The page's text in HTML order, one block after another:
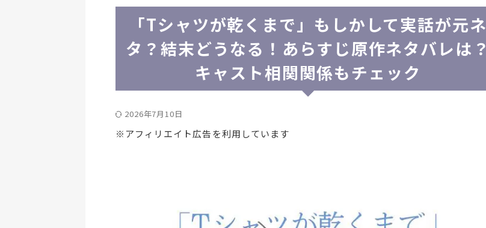
「Tシャツが乾くまで」もしかして実話が元ネ
タ？結末どうなる！あらすじ原作ネタバレは？
キャスト相関関係もチェック
2026年7月10日
※アフィリエイト広告を利用しています